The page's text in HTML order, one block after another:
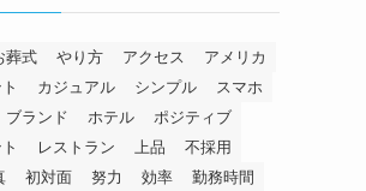
葬式 やり方 アクセス
アメリカ
カジュアル シンプル
スマホ
ブランド ホテル
ポジティブ
レストラン 上品
不採用
初対面 努力 効率
勤務時間